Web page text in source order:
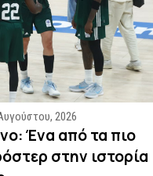
2026
Ένα από τα πιο
στην ιστορία